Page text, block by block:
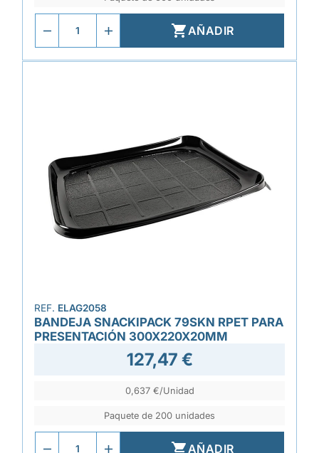
AÑADIR
REF. ELAG2058
BANDEJA SNACKIPACK 79SKN RPET PARA
PRESENTACIÓN 300X220X20MM
127,47 €
0,637 €/Unidad
Paquete de 200 unidades
AÑADIR